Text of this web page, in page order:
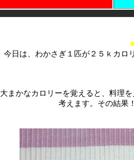
今日は、わかさぎ１匹が２５ｋカロ
大まかなカロリーを覚えると、料理
考えます。その結果